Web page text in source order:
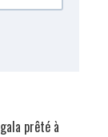
prêté à